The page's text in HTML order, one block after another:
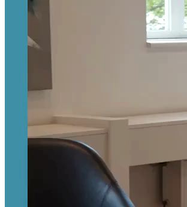
Unified Endpoint